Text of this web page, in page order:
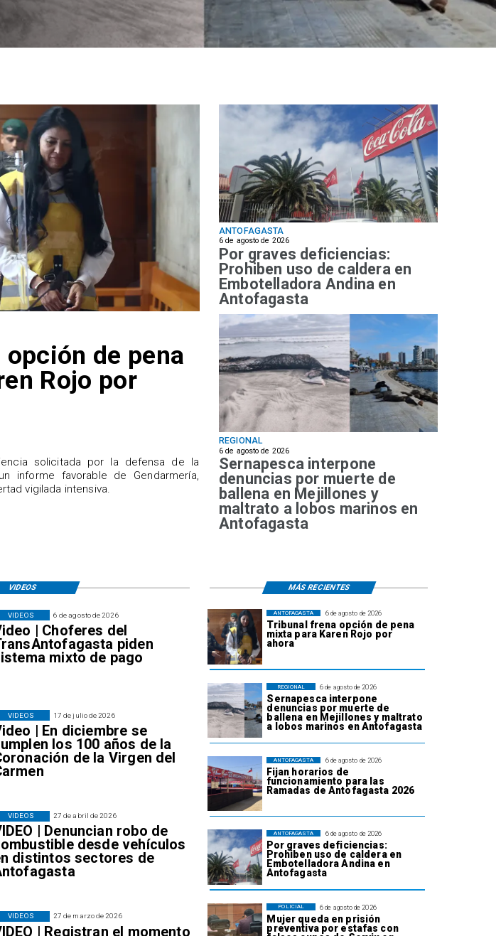
de pena
Rojo por
solicitada por la defensa de la
informe favorable de Gendarmería,
vigilada intensiva.
ANTOFAGASTA
6 de agosto de 2026
Por graves deficiencias:
Prohiben uso de caldera en
Embotelladora Andina en
Antofagasta
REGIONAL
6 de agosto de 2026
Sernapesca interpone
denuncias por muerte de
ballena en Mejillones y
maltrato a lobos marinos en
Antofagasta
6 de agosto de 2026
Tribunal frena opción de pena
mixta para Karen Rojo por
ahora
ANTOFAGASTA
6 de agosto de 2026
Sernapesca interpone
denuncias por muerte de
ballena en Mejillones y maltrato
a lobos marinos en Antofagasta
REGIONAL
6 de agosto de 2026
Fijan horarios de
funcionamiento para las
Ramadas de Antofagasta 2026
ANTOFAGASTA
6 de agosto de 2026
Por graves deficiencias:
Prohiben uso de caldera en
Embotelladora Andina en
Antofagasta
ANTOFAGASTA
6 de agosto de 2026
Mujer queda en prisión
preventiva por estafas con
POLICIAL
6 de agosto de 2026
| Choferes del
piden
mixto de pago
VIDEOS
17 de julio de 2026
| En diciembre se
los 100 años de la
de la Virgen del
VIDEOS
27 de abril de 2026
| Denuncian robo de
desde vehículos
distintos sectores de
VIDEOS
27 de marzo de 2026
| Registran el momento
VIDEOS
VIDEOS MÁS RECIENTES